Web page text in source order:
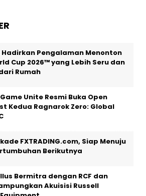
Hadirkan Pengalaman Menonton
Cup 2026™ yang Lebih Seru dan
Rumah
Unite Resmi Buka Open
Kedua Ragnarok Zero: Global
FXTRADING.com, Siap Menuju
Berikutnya
Bermitra dengan RCF dan
Akuisisi Russell